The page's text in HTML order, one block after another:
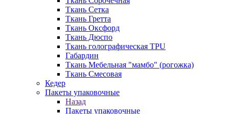
Ткань Сетка
Ткань Гретта
Ткань Оксфорд
Ткань Дюспо
Ткань голографическая TPU
Габардин
Ткань Мебельная "мамбо" (рогожка)
Ткань Смесовая
Кедер
Пакеты упаковочные
Назад
Пакеты упаковочные